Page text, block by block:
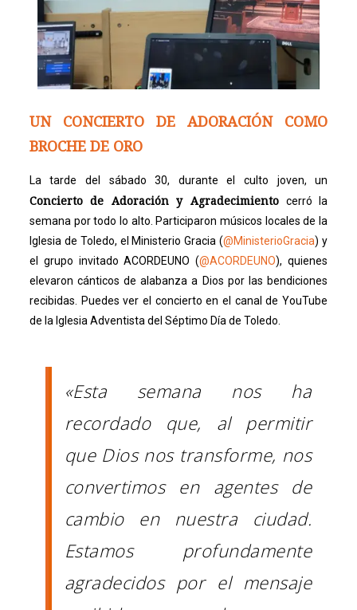
UN CONCIERTO DE ADORACIÓN COMO
BROCHE DE ORO
La tarde del sábado 30, durante el culto joven, un
Concierto de Adoración y Agradecimiento cerró la
semana por todo lo alto. Participaron músicos locales de la
Iglesia de Toledo, el Ministerio Gracia (@MinisterioGracia) y
el grupo invitado ACORDEUNO (@ACORDEUNO), quienes
elevaron cánticos de alabanza a Dios por las bendiciones
recibidas. Puedes ver el concierto en el canal de YouTube
de la Iglesia Adventista del Séptimo Día de Toledo.
«Esta semana nos ha
recordado que, al permitir
que Dios nos transforme, nos
convertimos en agentes de
cambio en nuestra ciudad.
Estamos profundamente
agradecidos por el mensaje